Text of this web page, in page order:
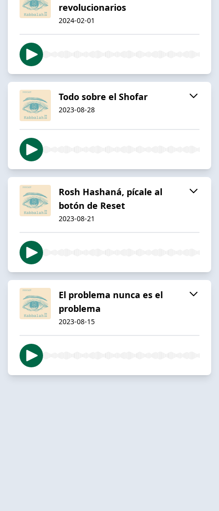
revolucionarios
2024-02-01
Todo sobre el Shofar
2023-08-28
Rosh Hashaná, pícale al
botón de Reset
2023-08-21
El problema nunca es el
problema
2023-08-15